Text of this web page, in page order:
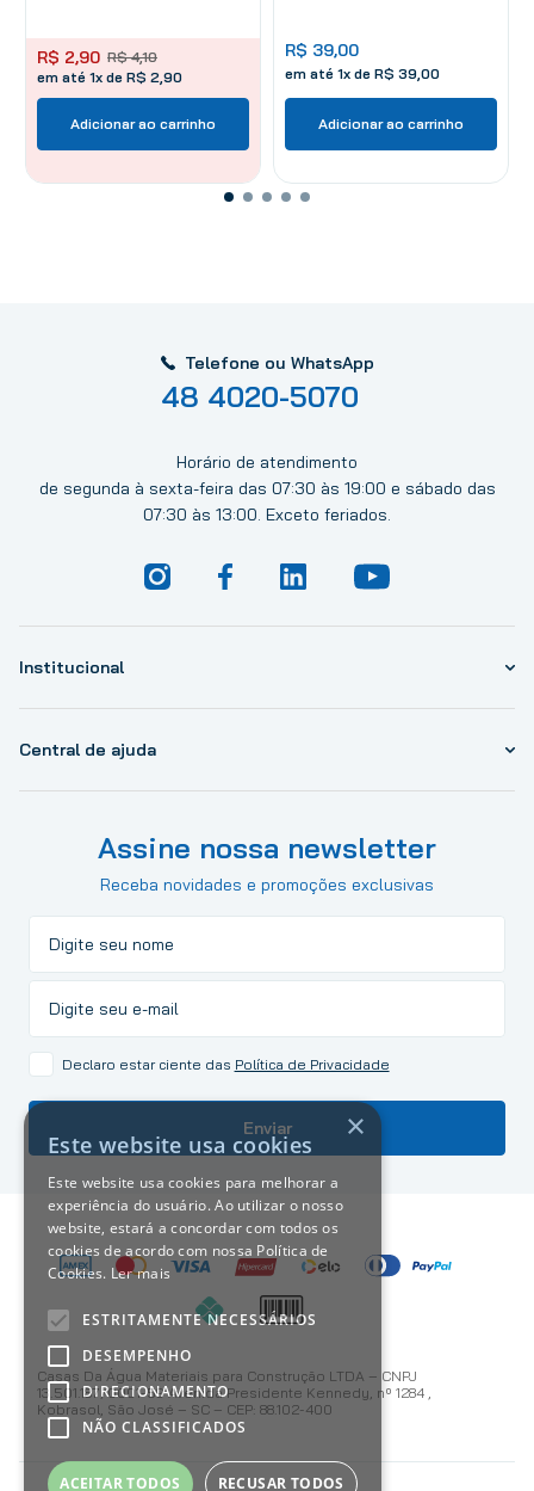
R$ 4,10
R$ 2,90
em até 1x de R$ 2,90
Adicionar ao carrinho
R$ 39,00
em até 1x de R$ 39 00
Adicionar ao carrinho
Telefone ou WhatsApp
48 4020-5070
Horário de atendimento
de segunda à sexta-feira das 07:30 às 19:00 e sábado das
07:30 às 13:00. Exceto feriados.
Institucional
Central de ajuda
Assine nossa newsletter
Receba novidades e promoções exclusivas
Declaro estar ciente das Política de Privacidade
Enviar
Casas Da Água Materiais para Construção LTDA – CNPJ
13.501.187/0001-59 Avenida Presidente Kennedy, nº 1284 ,
Kobrasol, São José – SC – CEP: 88.102-400
×
Este website usa cookies
Este website usa cookies para melhorar a
experiência do usuário. Ao utilizar o nosso
website, estará a concordar com todos os
cookies de acordo com nossa Política de
Cookies. Ler mais
ESTRITAMENTE NECESSÁRIOS
DESEMPENHO
DIRECIONAMENTO
NÃO CLASSIFICADOS
ACEITAR TODOS RECUSAR TODOS